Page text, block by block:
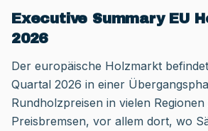
Executive Summary EU
2026
Der europäische Holzmarkt
Quartal 2026 in einer
Rundholzpreisen in vielen
Preisbremsen, vor allem dort, wo